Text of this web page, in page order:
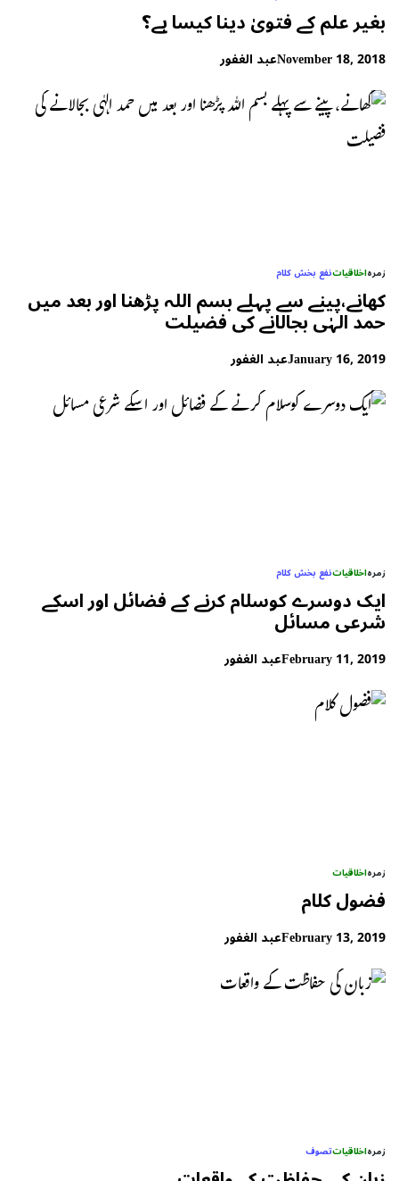
بغیر علم کے فتویٰ دینا کیسا ہے؟
November 18, 2018عبد الغفور
زمرہاخلاقیاتنفع بخش کلام
کھانے،پینے سے پہلے بسم اللہ پڑھنا اور بعد میں
حمد الہٰی بجالانے کی فضیلت
January 16, 2019عبد الغفور
زمرہاخلاقیاتنفع بخش کلام
ایک دوسرے کوسلام کرنے کے فضائل اور اسکے
شرعی مسائل
February 11, 2019عبد الغفور
زمرہاخلاقیات
فضول کلام
February 13, 2019عبد الغفور
زمرہاخلاقیاتتصوف